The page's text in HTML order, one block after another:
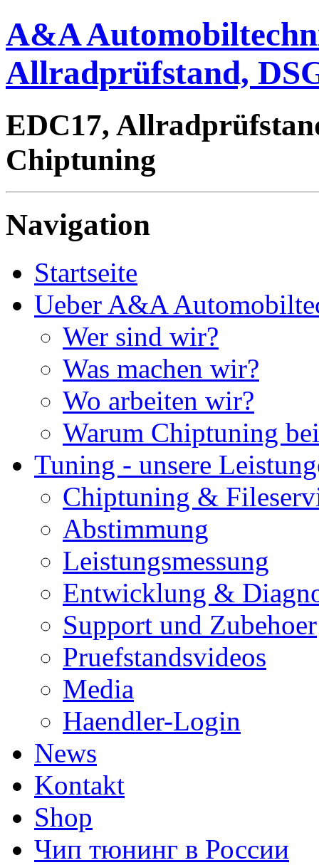
A&A
Allradprüfstand,
EDC17,
Chiptuning
Navigation
Startseite
Ueber A&A
Wer sind wir?
Was machen wir?
Wo arbeiten wir?
Warum Chiptuning
Tuning - unsere
Chiptuning &
Abstimmung
Leistungsmessung
Entwicklung &
Support und Zubehoer
Pruefstandsvideos
Media
Haendler-Login
News
Kontakt
Shop
Чип тюнинг в России